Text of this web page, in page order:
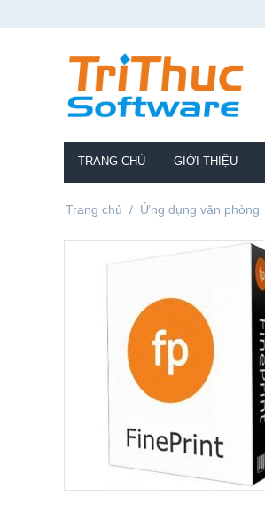
TRANG CHỦ GIỚI THIỆU
Trang chủ / Ứng dụng văn phòng